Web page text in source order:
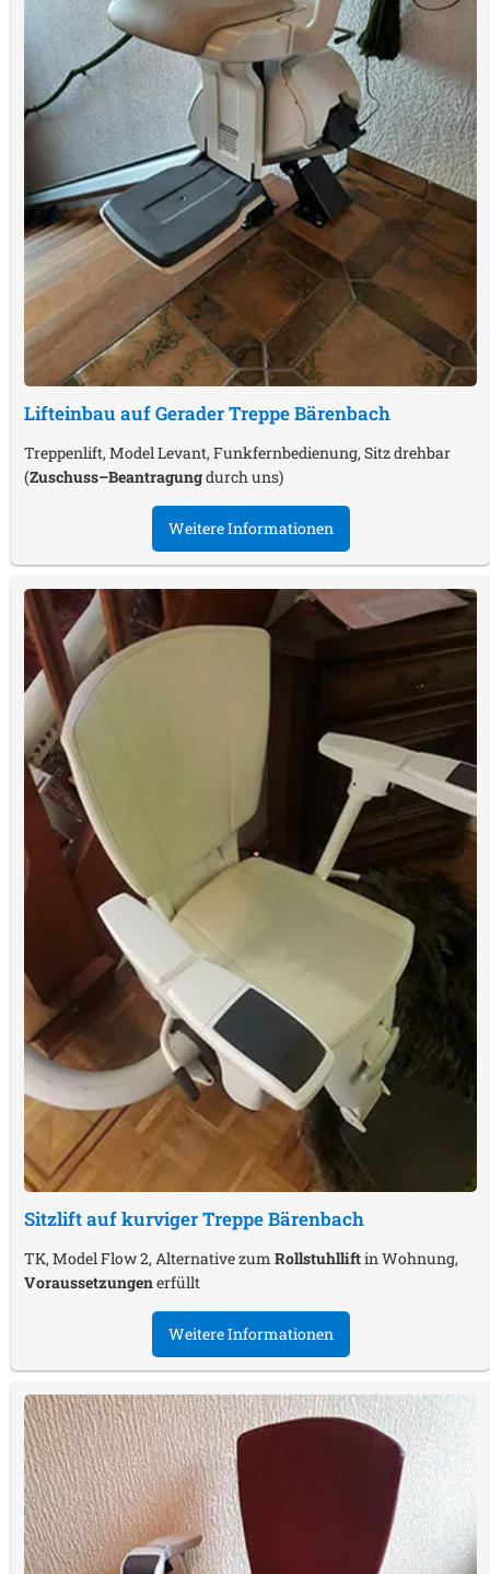
Lifteinbau auf Gerader TreppeBärenbach
Treppenlift, Model Levant, Funkfernbedienung, Sitz drehbar
(Zuschuss–Beantragungdurch uns)
Weitere Informationen
Sitzlift auf kurviger TreppeBärenbach
TK, Model Flow 2, Alternative zum Rollstuhlliftin Wohnung,
Voraussetzungenerfüllt
Weitere Informationen